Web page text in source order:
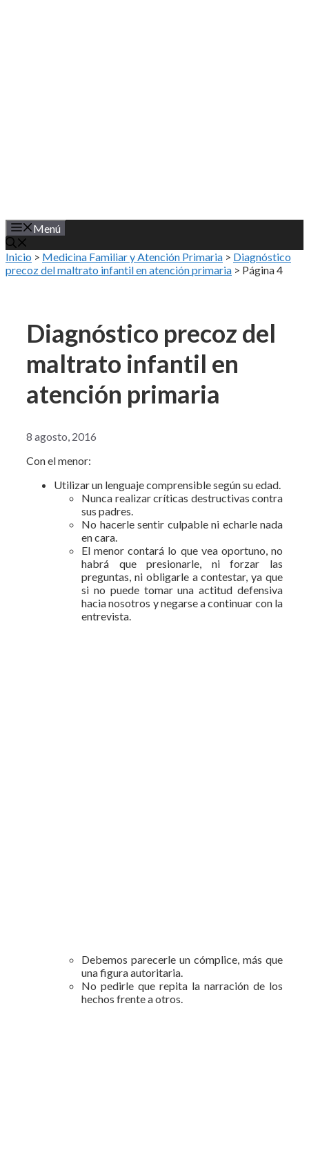
Menú
Inicio > Medicina Familiar y Atención Primaria > Diagnóstico
precoz del maltrato infantil en atención primaria > Página 4
Diagnóstico precoz del
maltrato infantil en
atención primaria
8 agosto, 2016
Con el menor:
Utilizar un lenguaje comprensible según su edad.
Nunca realizar críticas destructivas contra
sus padres.
No hacerle sentir culpable ni echarle nada
en cara.
El menor contará lo que vea oportuno, no
habrá que presionarle, ni forzar las
preguntas, ni obligarle a contestar, ya que
si no puede tomar una actitud defensiva
hacia nosotros y negarse a continuar con la
entrevista.
Debemos parecerle un cómplice, más que
una figura autoritaria.
No pedirle que repita la narración de los
hechos frente a otros.